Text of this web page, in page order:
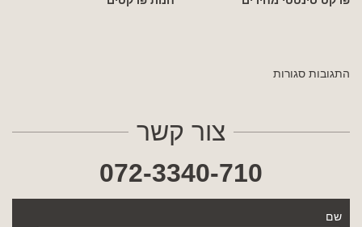
התגובות סגורות
צור קשר
072-3340-710
שם